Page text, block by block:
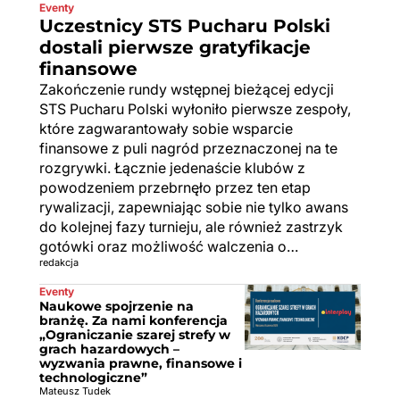
Eventy
Uczestnicy STS Pucharu Polski
dostali pierwsze gratyfikacje
finansowe
Zakończenie rundy wstępnej bieżącej edycji
STS Pucharu Polski wyłoniło pierwsze zespoły,
które zagwarantowały sobie wsparcie
finansowe z puli nagród przeznaczonej na te
rozgrywki. Łącznie jedenaście klubów z
powodzeniem przebrnęło przez ten etap
rywalizacji, zapewniając sobie nie tylko awans
do kolejnej fazy turnieju, ale również zastrzyk
gotówki oraz możliwość walczenia o…
redakcja
Eventy
Naukowe spojrzenie na
branżę. Za nami konferencja
„Ograniczanie szarej strefy w
grach hazardowych –
wyzwania prawne, finansowe i
technologiczne”
Mateusz Tudek